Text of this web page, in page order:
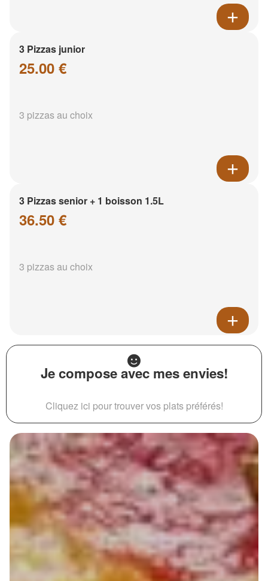
3 Pizzas junior
25.00 €
3 pizzas au choix
3 Pizzas senior + 1 boisson 1.5L
36.50 €
3 pizzas au choix
Je compose avec mes envies!
Cliquez ici pour trouver vos plats préférés!